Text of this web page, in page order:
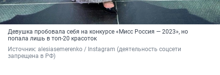
Девушка пробовала себя на конкурсе «Мисс Россия — 2023», но
попала лишь в топ-20 красоток
Источник: alesiasemerenko / Instagram (деятельность соцсети
запрещена в РФ)